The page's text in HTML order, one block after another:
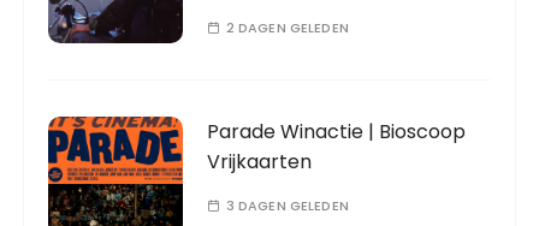
2 DAGEN GELEDEN
Parade Winactie | Bioscoop
Vrijkaarten
3 DAGEN GELEDEN